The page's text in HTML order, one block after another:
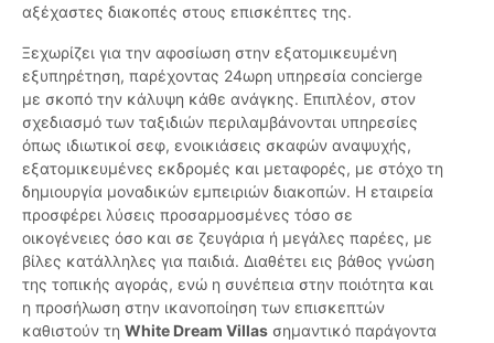
αξέχαστες διακοπές στους επισκέπτες της.
Ξεχωρίζει για την αφοσίωση στην εξατομικευμένη
εξυπηρέτηση, παρέχοντας 24ωρη υπηρεσία concierge
με σκοπό την κάλυψη κάθε ανάγκης. Επιπλέον, στον
σχεδιασμό των ταξιδιών περιλαμβάνονται υπηρεσίες
όπως ιδιωτικοί σεφ, ενοικιάσεις σκαφών αναψυχής,
εξατομικευμένες εκδρομές και μεταφορές, με στόχο τη
δημιουργία μοναδικών εμπειριών διακοπών. Η εταιρεία
προσφέρει λύσεις προσαρμοσμένες τόσο σε
οικογένειες όσο και σε ζευγάρια ή μεγάλες παρέες, με
βίλες κατάλληλες για παιδιά. Διαθέτει εις βάθος γνώση
της τοπικής αγοράς, ενώ η συνέπεια στην ποιότητα και
η προσήλωση στην ικανοποίηση των επισκεπτών
καθιστούν τη White Dream Villas σημαντικό παράγοντα